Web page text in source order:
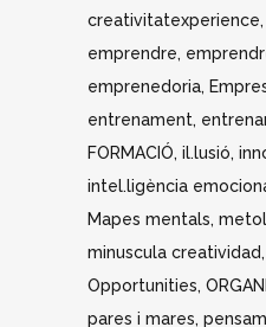
creativitatexperience
emprendre
emprenedoria
entrenament
FORMACIÓ il.lusió
intel.ligència
Mapes mentals
minuscula creatividad
Opportunities
pares i mares